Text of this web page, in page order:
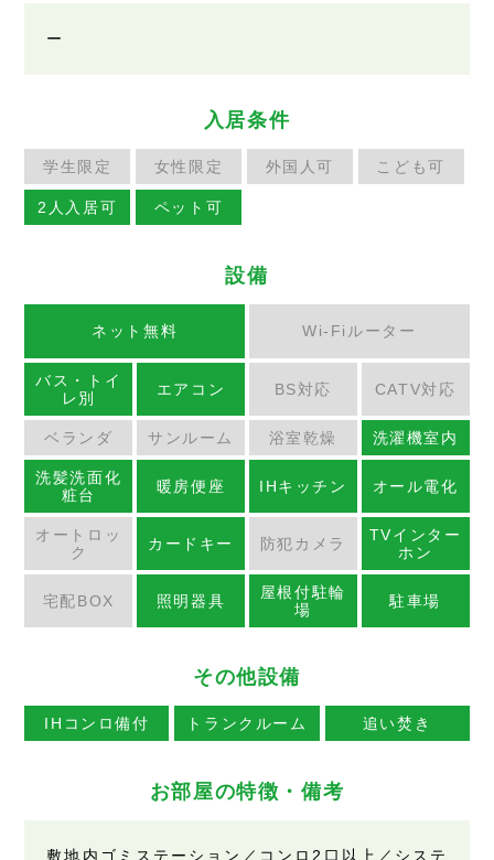
ー
入居条件
学生限定 女性限定 外国人可 こども可
2人入居可 ペット可
設備
ネット無料 Wi-Fiルーター
バス・トイ
レ別
エアコン BS対応 CATV対応
ベランダ サンルーム 浴室乾燥 洗濯機室内
洗髪洗面化
粧台
暖房便座 IHキッチン オール電化
オートロッ
ク
カードキー 防犯カメラ
TVインター
ホン
宅配BOX 照明器具
屋根付駐輪
場
駐車場
その他設備
IHコンロ備付 トランクルーム 追い焚き
お部屋の特徴・備考
敷地内ゴミステーション／コンロ2口以上／システ